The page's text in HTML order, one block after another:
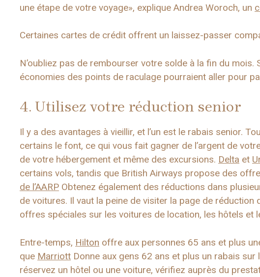
une étape de votre voyage», explique Andrea Woroch, un
Certaines cartes de crédit offrent un laissez-passer
N’oubliez pas de rembourser votre solde à la fin du
économies des points de raculage pourraient aller pour
4. Utilisez votre réduction senior
Il y a des avantages à vieillir, et l’un est le rabais senior.
certains le font, ce qui vous fait gagner de l’argent de
de votre hébergement et même des excursions. Delta et
certains vols, tandis que British Airways propose des
de l’AARP Obtenez également des réductions dans
de voitures. Il vaut la peine de visiter la page de réduction
offres spéciales sur les voitures de location, les hôtels et
Entre-temps, Hilton offre aux personnes 65 ans et plus
que Marriott Donne aux gens 62 ans et plus un rabais sur
réservez un hôtel ou une voiture, vérifiez auprès du